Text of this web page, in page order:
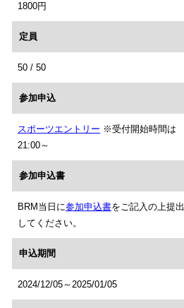
1800円
定員
50 / 50
参加申込
スポーツエントリー ※受付開始時間は
21:00～
参加申込書
BRM当日に参加申込書をご記入の上提出
してください。
申込期間
2024/12/05～2025/01/05